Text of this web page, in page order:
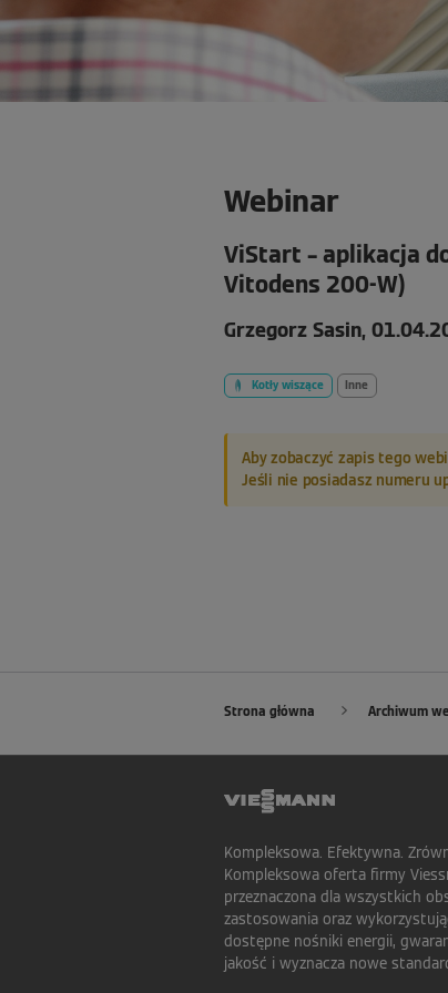
Webinar
ViStart – aplikacja
Vitodens 200-W)
Grzegorz Sasin,
Kotły wiszące Inne
Aby zobaczyć zapis tego
Jeśli nie posiadasz numeru
Strona główna Archiwum
Kompleksowa. Efektywna.
Kompleksowa oferta firmy
przeznaczona dla wszystkich
zastosowania oraz
dostępne nośniki energii,
jakość i wyznacza nowe